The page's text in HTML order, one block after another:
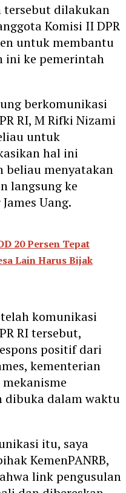
tersebut dilakukan
Komisi II DPR
untuk membantu
ini ke pemerintah
berkomunikasi
RI, M Rifki Nizami
untuk
hal ini
beliau menyatakan
langsung ke
Uang.
20 Persen Tepat
Lain Harus Bijak
komunikasi
RI tersebut,
positif dari
kementerian
dibuka dalam waktu
itu, saya
KemenPANRB,
link pengusulan